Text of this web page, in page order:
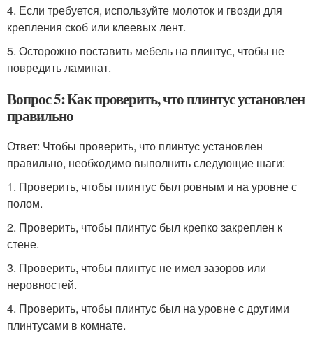
4. Если требуется, используйте молоток и гвозди для
крепления скоб или клеевых лент.
5. Осторожно поставить мебель на плинтус, чтобы не
повредить ламинат.
Вопрос 5: Как проверить, что плинтус установлен
правильно
Ответ: Чтобы проверить, что плинтус установлен
правильно, необходимо выполнить следующие шаги:
1. Проверить, чтобы плинтус был ровным и на уровне с
полом.
2. Проверить, чтобы плинтус был крепко закреплен к
стене.
3. Проверить, чтобы плинтус не имел зазоров или
неровностей.
4. Проверить, чтобы плинтус был на уровне с другими
плинтусами в комнате.